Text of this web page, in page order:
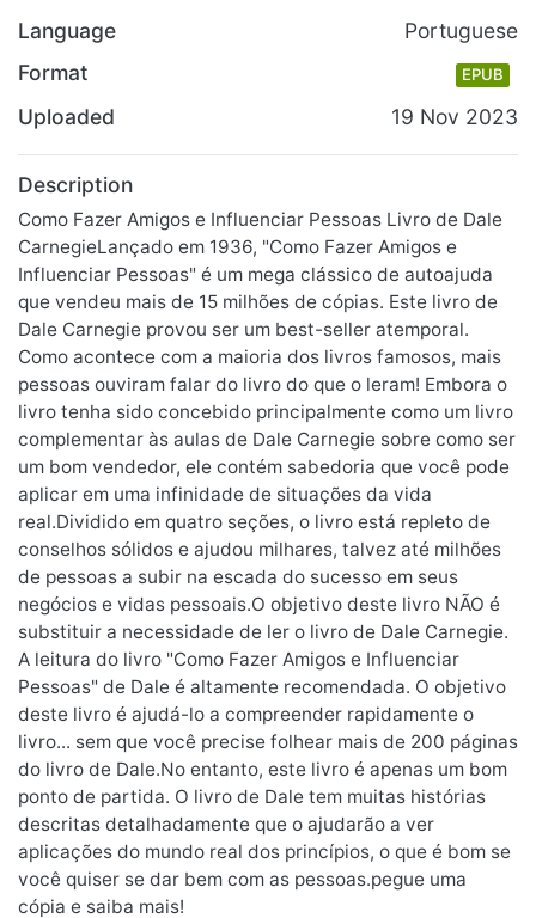
Language
Portuguese
Format
EPUB
Uploaded 19 Nov 2023
Description
Como Fazer Amigos e Influenciar Pessoas Livro de Dale
CarnegieLançado em 1936, "Como Fazer Amigos e
Influenciar Pessoas" é um mega clássico de autoajuda
que vendeu mais de 15 milhões de cópias. Este livro de
Dale Carnegie provou ser um best-seller atemporal.
Como acontece com a maioria dos livros famosos, mais
pessoas ouviram falar do livro do que o leram! Embora o
livro tenha sido concebido principalmente como um livro
complementar às aulas de Dale Carnegie sobre como ser
um bom vendedor, ele contém sabedoria que você pode
aplicar em uma infinidade de situações da vida
real.Dividido em quatro seções, o livro está repleto de
conselhos sólidos e ajudou milhares, talvez até milhões
de pessoas a subir na escada do sucesso em seus
negócios e vidas pessoais.O objetivo deste livro NÃO é
substituir a necessidade de ler o livro de Dale Carnegie.
A leitura do livro "Como Fazer Amigos e Influenciar
Pessoas" de Dale é altamente recomendada. O objetivo
deste livro é ajudá-lo a compreender rapidamente o
livro... sem que você precise folhear mais de 200 páginas
do livro de Dale.No entanto, este livro é apenas um bom
ponto de partida. O livro de Dale tem muitas histórias
descritas detalhadamente que o ajudarão a ver
aplicações do mundo real dos princípios, o que é bom se
você quiser se dar bem com as pessoas.pegue uma
cópia e saiba mais!